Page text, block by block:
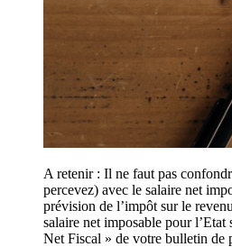
A retenir : Il ne faut pas
percevez) avec le salaire net
prévision de l’impôt sur le
salaire net imposable pour l’Etat
Net Fiscal » de votre bulletin de